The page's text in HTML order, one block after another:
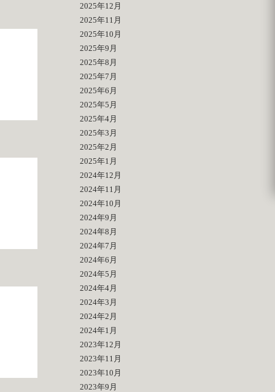
2025年12月
2025年11月
2025年10月
2025年9月
2025年8月
2025年7月
2025年6月
2025年5月
2025年4月
2025年3月
2025年2月
2025年1月
2024年12月
2024年11月
2024年10月
2024年9月
2024年8月
2024年7月
2024年6月
2024年5月
2024年4月
2024年3月
2024年2月
2024年1月
2023年12月
2023年11月
2023年10月
2023年9月